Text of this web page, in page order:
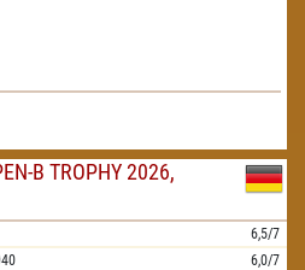
B TROPHY 2026,
6,5/7
6,0/7